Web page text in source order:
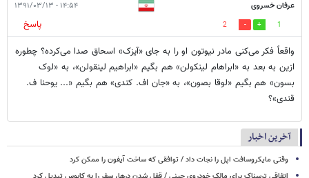
عرفان خسروی ۱۴:۵۴ - ۱۳۹۱/۰۳/۱۳
1
2
پاسخ
واقعاً فکر می‌کنی مادر نیوتون او را به جای «آیزک» اسحاق صدا می‌کرده؟ چطوره
ازین به بعد به «ابراهام لینکولن» هم بگیم «ابراهیم لینقولن»، به «لوک
بسون» هم بگیم «لوقا بصون»، به «جان اف. کندی» هم بگیم «... یوحنا ف.
قندی»؟
آخرین اخبار
وقتی مایکروسافت اپل را نجات داد / توافقی که ساخت آیفون را ممکن کرد